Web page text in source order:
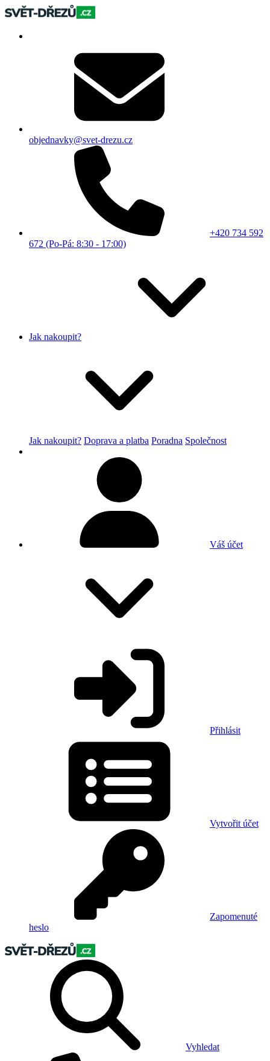
objednavky@svet-drezu.cz
+420 734 592
672 (Po-Pá: 8:30 - 17:00)
Jak nakoupit?
Jak nakoupit? Doprava a platba Poradna Společnost
Váš účet
Přihlásit
Vytvořit účet
Zapomenuté
heslo
Vyhledat